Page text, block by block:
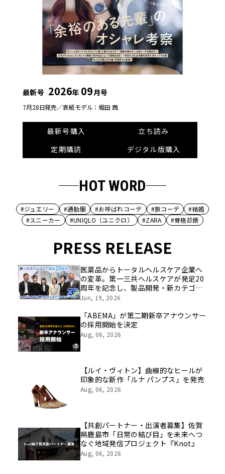
最新号 2026年 09月号
7月28日発売／表紙モデル：堀田 茜
最新号購入
立ち読み
定期購読
デジタル版購入
HOT WORD
#ジュエリー #通勤服 #お呼ばれコーデ #旅コーデ
#結婚
#スニーカー
#UNIQLO（ユニクロ） #ZARA #骨格診断
PRESS RELEASE
医薬品からトータルヘルスケア企業へ
の変革。第一三共ヘルスケアが発足20
周年を記念し、製品開発・新カテゴリ
挑戦の舞台や旧社統合時のエピソード
像を公開！
Jun, 19, 2026
「ABEMA」が第二期新卒アナウンサー
の採用開始を決定
Aug, 06, 2026
【ルイ・ヴィトン】曲線的なヒールが
印象的な新作「ルナ パンプス」を発売
Aug, 06, 2026
【共創パートナー・出演者募集】佐賀
県鹿島市「日常の結び目」を未来へつ
なぐ地域発信プロジェクト『Knot』
Aug, 06, 2026